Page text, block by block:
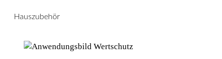
Hauszubehör